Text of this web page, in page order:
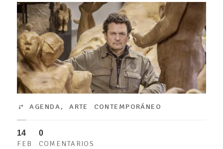
AGENDA,ARTE CONTEMPORÁNEO
14
FEB
0
COMENTARIOS